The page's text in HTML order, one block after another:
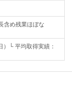
含め残業ほぼな
└ 平均取得実績：